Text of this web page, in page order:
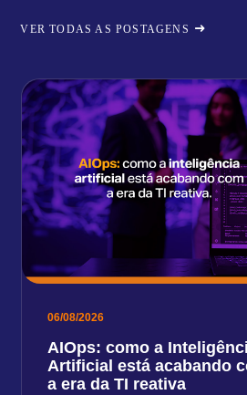
VER TODAS AS POSTAGENS
06/08/2026
AIOps: como a
Artificial está acabando
a era da TI reativa